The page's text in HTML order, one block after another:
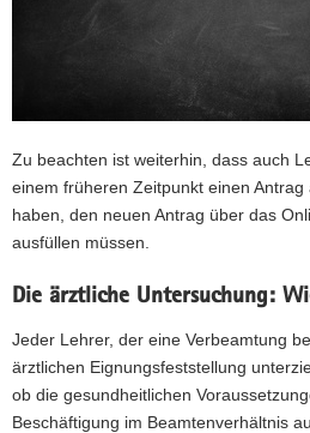
Zu beachten ist weiterhin, dass auch
einem früheren Zeitpunkt einen
haben, den neuen Antrag über das
ausfüllen müssen.
Die ärztliche Untersuchung:
Jeder Lehrer, der eine Verbeamtung
ärztlichen Eignungsfeststellung
ob die gesundheitlichen
Beschäftigung im Beamtenverhältnis